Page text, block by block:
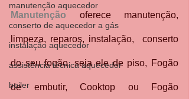
manutenção aquecedor
conserto de aquecedor a gás
instalação aquecedor
assistência técnica aquecedor
boiler
Manutenção oferece manutenção,
limpeza, reparos, instalação,  conserto
do seu fogão, seja ele de piso, Fogão
de embutir, Cooktop ou Fogão